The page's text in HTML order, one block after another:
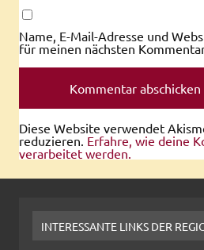
Name, E-Mail-Adresse und
für meinen nächsten
Diese Website verwendet
reduzieren. Erfahre, wie deine
verarbeitet werden.
INTERESSANTE LINKS DER